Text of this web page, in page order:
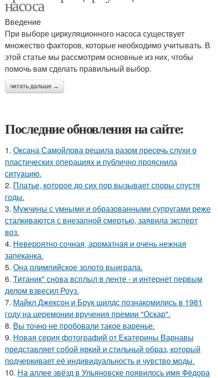
насоса
Введение
При выборе циркуляционного насоса существует
множество факторов, которые необходимо учитывать. В
этой статье мы рассмотрим основные из них, чтобы
помочь вам сделать правильный выбор.
читать дальше →
Последние обновления на сайте:
1. Оксана Самойлова решила разом пресечь слухи о
пластических операциях и публично прояснила
ситуацию.
2. Платье, которое до сих пор вызывает споры спустя
годы.
3. Мужчины с умными и образованными супругами реже
сталкиваются с внезапной смертью, заявила эксперт
воз.
4. Невероятно сочная, ароматная и очень нежная
запеканка.
5. Она олимпийское золото выиграла.
6. Титаник" снова всплыл в ленте - и интернет первым
делом взвесил Роуз.
7. Майкл Джексон и Брук шилдс познакомились в 1981
году на церемонии вручения премии "Оскар".
8. Вы точно не пробовали такое варенье.
9. Новая серия фотографий от Екатерины Варнавы
представляет собой яркий и стильный образ, который
подчеркивает её индивидуальность и чувство моды.
10. На аллее звёзд в Ульяновске появилось имя Фёдора